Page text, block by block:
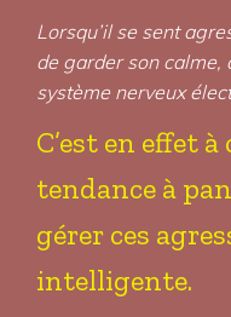
Lorsqu’il se sent
de garder son calme,
système nerveux
C’est en effet
tendance à
gérer ces
intelligente.